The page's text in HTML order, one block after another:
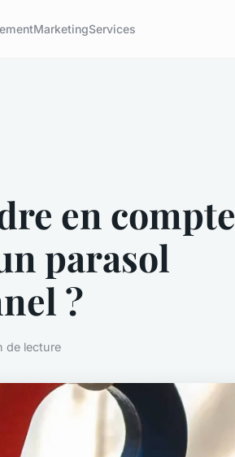
MarketingServices
en compte
parasol
?
de lecture